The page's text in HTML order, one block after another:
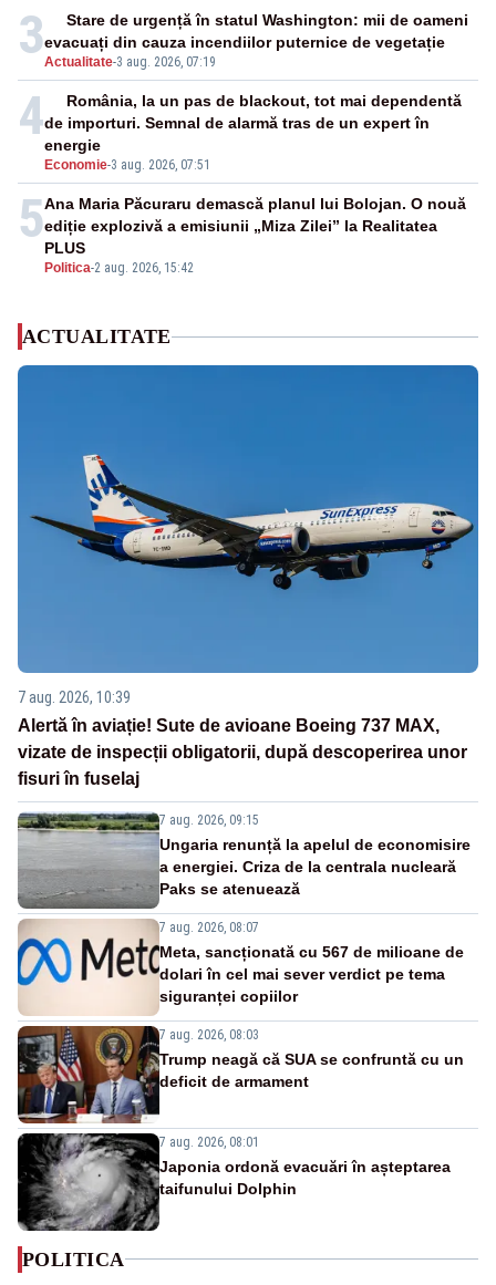
3Actualitate-3 aug. 2026, 07:19
Stare de urgență în statul Washington: mii de oameni
evacuați din cauza incendiilor puternice de vegetație
4
Economie-3 aug. 2026, 07:51
România, la un pas de blackout, tot mai dependentă
de importuri. Semnal de alarmă tras de un expert în
energie
5
Politica-2 aug. 2026, 15:42
Ana Maria Păcuraru demască planul lui Bolojan. O nouă
ediție explozivă a emisiunii „Miza Zilei” la Realitatea
PLUS
ACTUALITATE
7 aug. 2026, 10:39
Alertă în aviație! Sute de avioane Boeing 737 MAX,
vizate de inspecții obligatorii, după descoperirea unor
fisuri în fuselaj
7 aug. 2026, 09:15
Ungaria renunță la apelul de economisire
a energiei. Criza de la centrala nucleară
Paks se atenuează
7 aug. 2026, 08:07
Meta, sancționată cu 567 de milioane de
dolari în cel mai sever verdict pe tema
siguranței copiilor
7 aug. 2026, 08:03
Trump neagă că SUA se confruntă cu un
deficit de armament
7 aug. 2026, 08:01
Japonia ordonă evacuări în așteptarea
taifunului Dolphin
POLITICA